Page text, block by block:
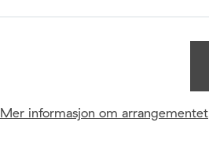
Mer informasjon om arrangementet